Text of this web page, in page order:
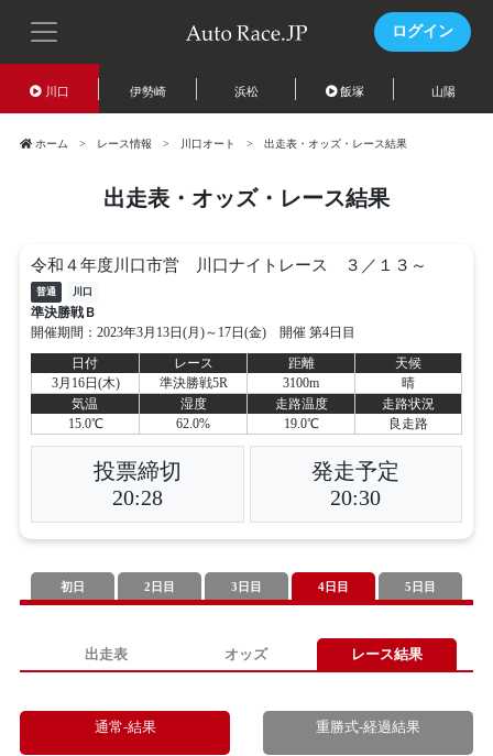
ログイン
川口 伊勢崎 浜松 飯塚 山陽
ホーム レース情報 川口オート 出走表・オッズ・レース結果
出走表・オッズ・レース結果
令和４年度川口市営 川口ナイトレース ３／１３～
普通 川口
準決勝戦Ｂ
開催期間：2023年3月13日(月)～17日(金) 開催 第4日目
日付
レース 距離
天候
3月16日(木)
準決勝戦5R 3100m
晴
気温
湿度 走路温度
走路状況
15.0℃
62.0% 19.0℃ 良走路
投票締切
20:28
発走予定
20:30
初日 2日目 3日目 4日目 5日目
出走表 オッズ レース結果
通常-結果 重勝式-経過結果